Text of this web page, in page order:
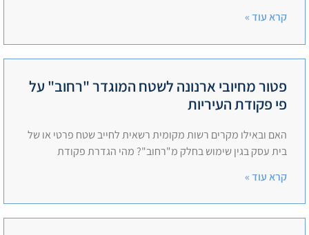
קרא עוד »
פטור מחיובי ארנונה לשטח המוגדר "רחוב" על
פי פקודת העיריות
האם ובאילו מקרים רשות מקומית רשאית לחייב שטח פרטי או של
בית עסק בגין שימוש בחלק מ"רחוב"? מהי הגדרת פקודת
קרא עוד »